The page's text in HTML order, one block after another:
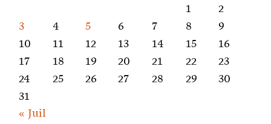
1
2
3
4 5 6 7 8
9
10
11 12 13 14 15
16
17
18 19 20 21 22
23
24
25 26 27 28 29
30
31
« Juil